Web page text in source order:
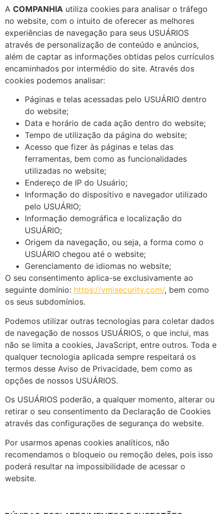
A COMPANHIA utiliza cookies para analisar o tráfego
no website, com o intuito de oferecer as melhores
experiências de navegação para seus USUÁRIOS
através de personalização de conteúdo e anúncios,
além de captar as informações obtidas pelos currículos
encaminhados por intermédio do site. Através dos
cookies podemos analisar:
Páginas e telas acessadas pelo USUÁRIO dentro
do website;
Data e horário de cada ação dentro do website;
Tempo de utilização da página do website;
Acesso que fizer às páginas e telas das
ferramentas, bem como as funcionalidades
utilizadas no website;
Endereço de IP do Usuário;
Informação do dispositivo e navegador utilizado
pelo USUÁRIO;
Informação demográfica e localização do
USUÁRIO;
Origem da navegação, ou seja, a forma como o
USUÁRIO chegou até o website;
Gerenciamento de idiomas no website;
O seu consentimento aplica-se exclusivamente ao
seguinte domínio: https://vmisecurity.com/, bem como
os seus subdomínios.
Podemos utilizar outras tecnologias para coletar dados
de navegação de nossos USUÁRIOS, o que inclui, mas
não se limita a cookies, JavaScript, entre outros. Toda e
qualquer tecnologia aplicada sempre respeitará os
termos desse Aviso de Privacidade, bem como as
opções de nossos USUÁRIOS.
Os USUÁRIOS poderão, a qualquer momento, alterar ou
retirar o seu consentimento da Declaração de Cookies
através das configurações de segurança do website.
Por usarmos apenas cookies analíticos, não
recomendamos o bloqueio ou remoção deles, pois isso
poderá resultar na impossibilidade de acessar o
website.